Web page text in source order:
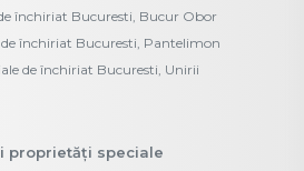
închiriat Bucuresti, Bucur Obor
închiriat Bucuresti, Pantelimon
de închiriat Bucuresti, Unirii
proprietăți speciale